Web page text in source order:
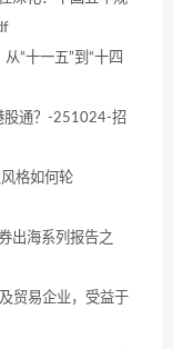
“十一五”到“十四
股通？-251024-招
格如何轮
出海系列报告之
贸易企业，受益于